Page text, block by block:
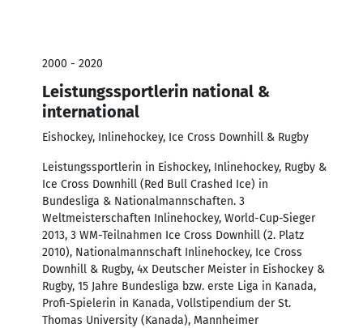
2000 - 2020
Leistungssportlerin national &
international
Eishockey, Inlinehockey, Ice Cross Downhill & Rugby
Leistungssportlerin in Eishockey, Inlinehockey, Rugby &
Ice Cross Downhill (Red Bull Crashed Ice) in
Bundesliga & Nationalmannschaften. 3
Weltmeisterschaften Inlinehockey, World-Cup-Sieger
2013, 3 WM-Teilnahmen Ice Cross Downhill (2. Platz
2010), Nationalmannschaft Inlinehockey, Ice Cross
Downhill & Rugby, 4x Deutscher Meister in Eishockey &
Rugby, 15 Jahre Bundesliga bzw. erste Liga in Kanada,
Profi-Spielerin in Kanada, Vollstipendium der St.
Thomas University (Kanada), Mannheimer